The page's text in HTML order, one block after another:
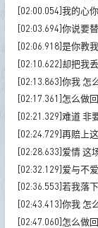
[02:00.054]我的心
[02:03.694]你说要
[02:06.918]是你教
[02:10.622]却把我
[02:13.863]你我 怎
[02:17.361]怎么做
[02:21.329]难道 非
[02:24.729]再赔上
[02:28.633]爱情 这
[02:32.129]爱与不
[02:36.553]若我落
[02:43.413]你我 怎
[02:47.060]怎么做